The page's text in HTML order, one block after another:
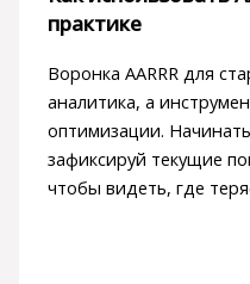
практике
Воронка AARRR для
аналитика, а
оптимизации.
зафиксируй текущие
чтобы видеть, где